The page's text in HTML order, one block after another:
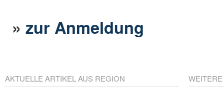
»zur Anmeldung
AKTUELLE ARTIKEL AUS REGION